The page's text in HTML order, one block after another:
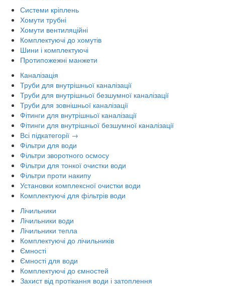
Системи кріплень
Хомути трубні
Хомути вентиляційні
Комплектуючі до хомутів
Шини і комплектуючі
Протипожежні манжети
Каналізація
Труби для внутрішньої каналізації
Труби для внутрішньої безшумної каналізації
Труби для зовнішньої каналізації
Фітинги для внутрішньої каналізації
Фітинги для внутрішньої безшумної каналізації
Всі підкатегорії →
Фільтри для води
Фільтри зворотного осмосу
Фільтри для тонкої очистки води
Фільтри проти накипу
Установки комплексної очистки води
Комплектуючі для фільтрів води
Лічильники
Лічильники води
Лічильники тепла
Комплектуючі до лічильників
Ємності
Ємності для води
Комплектуючі до ємностей
Захист від протікання води і затоплення